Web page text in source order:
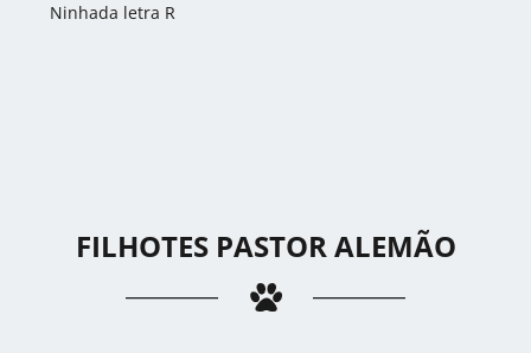
Ninhada letra R
FILHOTES PASTOR ALEMÃO